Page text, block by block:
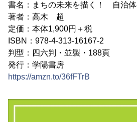
書名：まちの未来を描く！ 自治体
著者：高木 超
定価：本体1,900円＋税
ISBN：978-4-313-16167-2
判型：四六判・並製・188頁
発行：学陽書房
https://amzn.to/36fFTrB